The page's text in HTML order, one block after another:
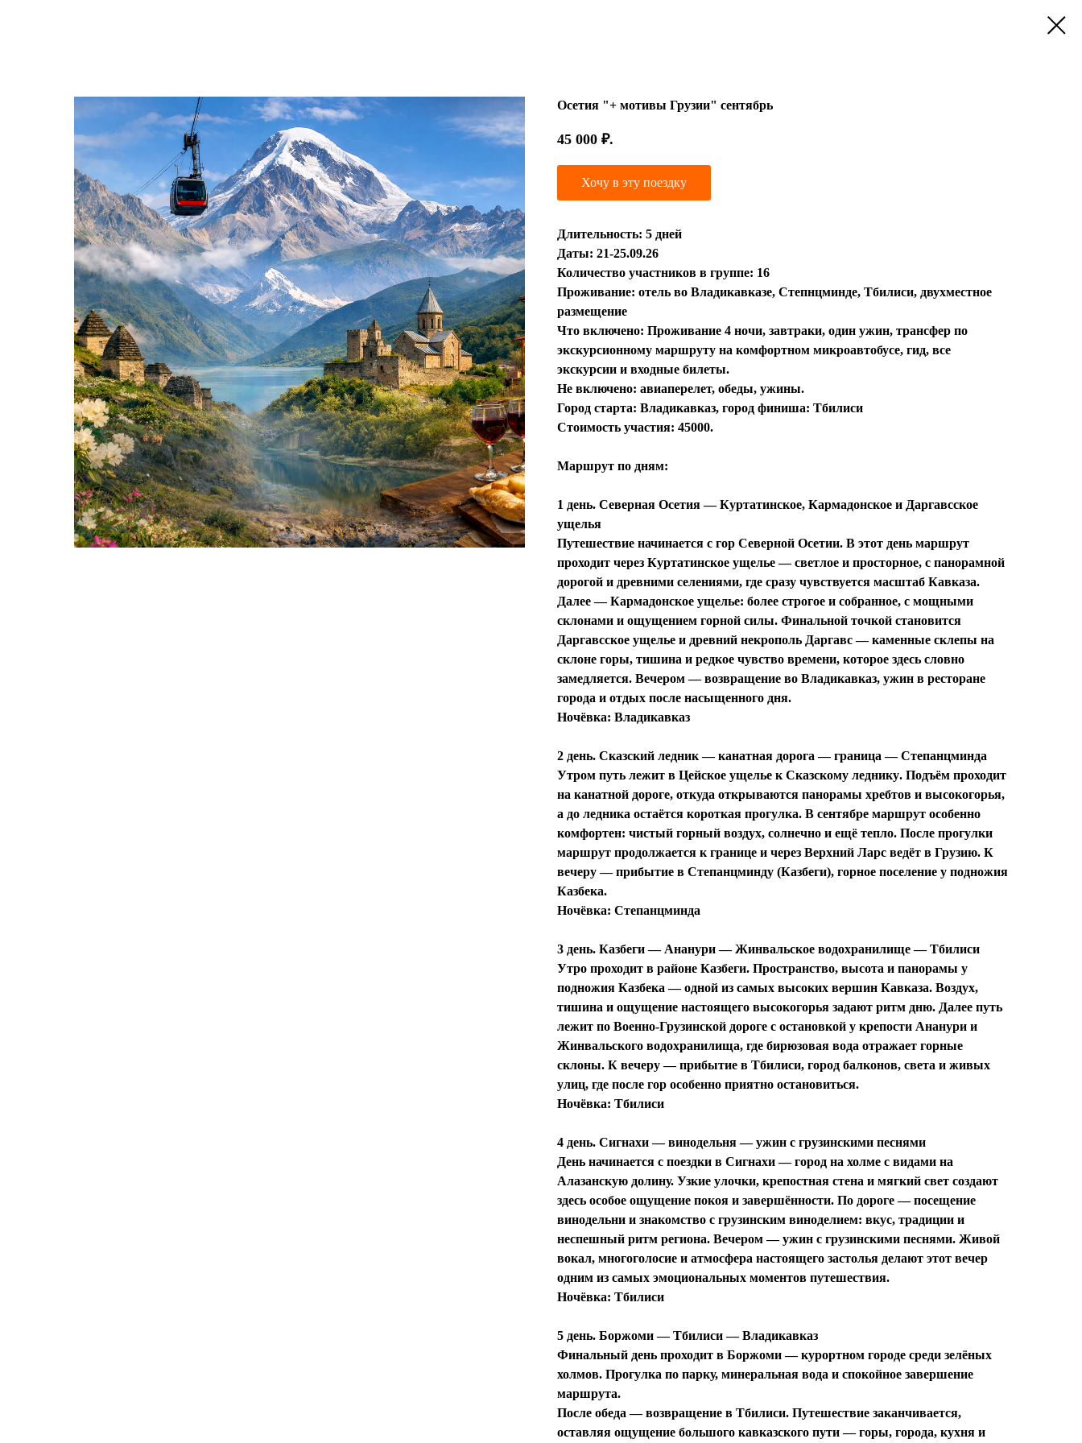
Осетия "+ мотивы Грузии" сентябрь
45 000 ₽.
Хочу в эту поездку
Длительность: 5 дней
Даты: 21-25.09.26
Количество участников в группе: 16
Проживание: отель во Владикавказе, Степнцминде, Тбилиси, двухместное
размещение
Что включено: Проживание 4 ночи, завтраки, один ужин, трансфер по
экскурсионному маршруту на комфортном микроавтобусе, гид, все
экскурсии и входные билеты.
Не включено: авиаперелет, обеды, ужины.
Город старта: Владикавказ, город финиша: Тбилиси
Стоимость участия: 45000.
Маршрут по дням:
1 день. Северная Осетия — Куртатинское, Кармадонское и Даргавсское
ущелья
Путешествие начинается с гор Северной Осетии. В этот день маршрут
проходит через Куртатинское ущелье— светлое и просторное, с панорамной
дорогой и древними селениями, где сразу чувствуется масштаб Кавказа.
Далее —Кармадонское ущелье: более строгое и собранное, с мощными
склонами и ощущением горной силы. Финальной точкой становится
Даргавсское ущелье и древний некрополь Даргавс— каменные склепы на
склоне горы, тишина и редкое чувство времени, которое здесь словно
замедляется. Вечером — возвращение во Владикавказ, ужин в ресторане
города и отдых после насыщенного дня.
Ночёвка: Владикавказ
2 день. Сказский ледник — канатная дорога — граница — Степанцминда
Утром путь лежит в Цейское ущелье кСказскому леднику. Подъём проходит
на канатной дороге, откуда открываются панорамы хребтов и высокогорья,
а до ледника остаётся короткая прогулка. В сентябре маршрут особенно
комфортен: чистый горный воздух, солнечно и ещё тепло. После прогулки
маршрут продолжается к границе и через Верхний Ларс ведёт в Грузию. К
вечеру — прибытие в Степанцминду (Казбеги), горное поселение у подножия
Казбека.
Ночёвка: Степанцминда
3 день. Казбеги — Ананури — Жинвальское водохранилище — Тбилиси
Утро проходит в районе Казбеги. Пространство, высота и панорамы у
подножия Казбека— одной из самых высоких вершин Кавказа. Воздух,
тишина и ощущение настоящего высокогорья задают ритм дню. Далее путь
лежит по Военно-Грузинской дороге с остановкой у крепости Ананури и
Жинвальского водохранилища, где бирюзовая вода отражает горные
склоны. К вечеру — прибытие в Тбилиси, город балконов, света и живых
улиц, где после гор особенно приятно остановиться.
Ночёвка: Тбилиси
4 день. Сигнахи — винодельня — ужин с грузинскими песнями
День начинается с поездки в Сигнахи— город на холме с видами на
Алазанскую долину. Узкие улочки, крепостная стена и мягкий свет создают
здесь особое ощущение покоя и завершённости. По дороге — посещение
винодельни и знакомство с грузинским виноделием: вкус, традиции и
неспешный ритм региона. Вечером —ужин с грузинскими песнями. Живой
вокал, многоголосие и атмосфера настоящего застолья делают этот вечер
одним из самых эмоциональных моментов путешествия.
Ночёвка: Тбилиси
5 день. Боржоми — Тбилиси — Владикавказ
Финальный день проходит в Боржоми— курортном городе среди зелёных
холмов. Прогулка по парку, минеральная вода и спокойное завершение
маршрута.
После обеда — возвращение в Тбилиси. Путешествие заканчивается,
оставляя ощущение большого кавказского пути — горы, города, кухня и